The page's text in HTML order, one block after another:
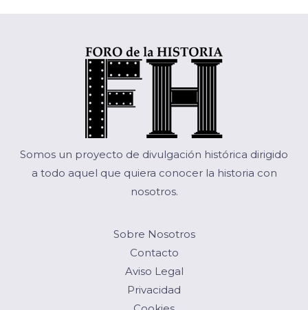
Somos un proyecto de divulgación histórica dirigido
a todo aquel que quiera conocer la historia con
nosotros.
Sobre Nosotros
Contacto
Aviso Legal
Privacidad